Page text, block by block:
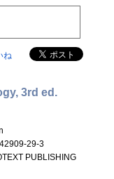
ね
3rd ed.
29-3
PUBLISHING